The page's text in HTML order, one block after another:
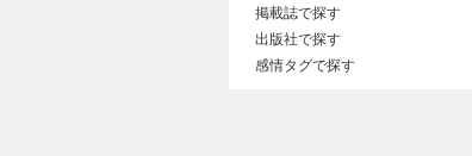
掲載誌で探す
出版社で探す
感情タグで探す